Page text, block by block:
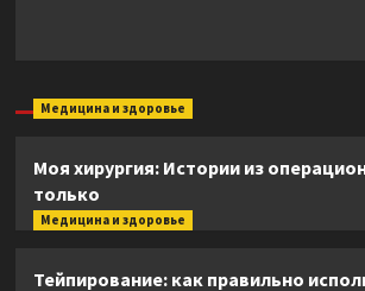
Медицина и здоровье
Моя хирургия: Истории из
только
Медицина и здоровье
Тейпирование: как правильно